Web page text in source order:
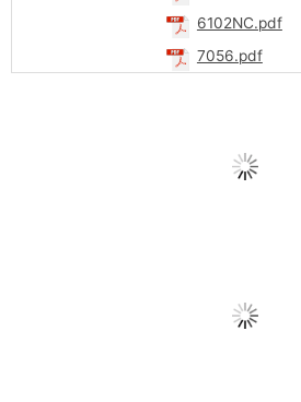
6102NC.pdf
7056.pdf